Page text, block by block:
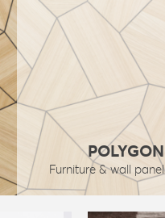
POLYGON
Furniture & wall panel